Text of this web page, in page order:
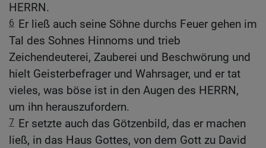
HERRN.
6 Er ließ auch seine Söhne durchs Feuer gehen im
Tal des Sohnes Hinnoms und trieb
Zeichendeuterei, Zauberei und Beschwörung und
hielt Geisterbefrager und Wahrsager, und er tat
vieles, was böse ist in den Augen des HERRN,
um ihn herauszufordern.
7 Er setzte auch das Götzenbild, das er machen
ließ, in das Haus Gottes, von dem Gott zu David